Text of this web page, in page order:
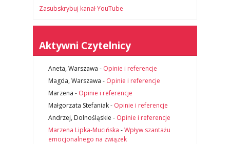
Zasubskrybuj kanał YouTube
Aktywni Czytelnicy
Aneta, Warszawa - Opinie i referencje
Magda, Warszawa - Opinie i referencje
Marzena - Opinie i referencje
Małgorzata Stefaniak- Opinie i referencje
Andrzej, Dolnośląskie - Opinie i referencje
Marzena Lipka-Mucińska -Wpływ szantażu
emocjonalnego na związek